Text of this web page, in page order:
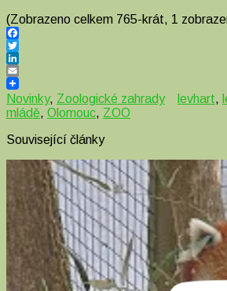
(Zobrazeno celkem 765-krát, 1
Facebook
Twitter
LinkedIn
Email
Novinky, Zoologické zahrady levhart,
mládě, Olomouc, ZOO
Související články